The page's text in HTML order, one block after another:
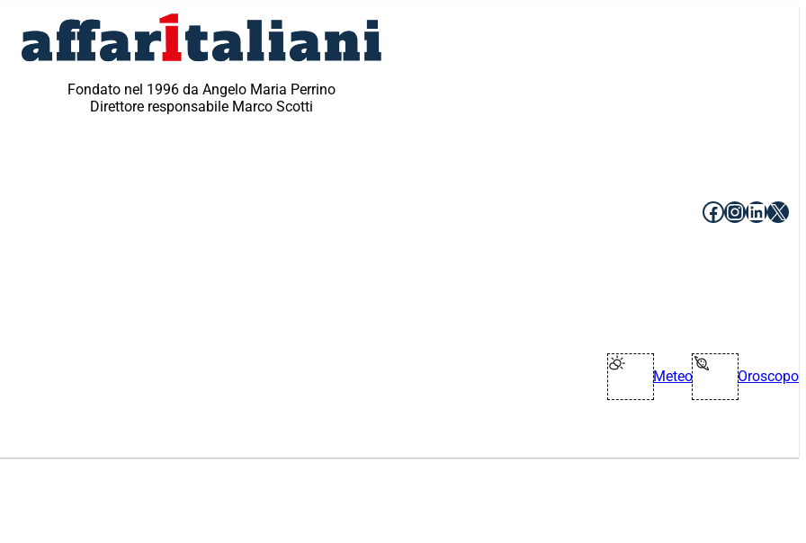
Fondato nel 1996 da Angelo Maria Perrino
Direttore responsabile Marco Scotti
Facebook
X
Meteo Oroscopo